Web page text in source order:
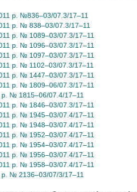
р. №836–03/07.3/17–11
р. № 838–03/07.3/17–11
р. № 1089–03/07.3/17–11
р. № 1096–03/07.3/17–11
р. № 1097–03/07.3/17–11
р. № 1102–03/07.3/17–11
р. № 1447–03/07.3/17–11
р. № 1809–06/07.3/17–11
№ 1815–06/07.4/17–11
р. № 1846–03/07.3/17–11
р. № 1945–03/07.4/17–11
р. № 1948–03/07.4/17–11
р. № 1952–03/07.4/17–11
р. № 1954–03/07.4/17–11
р. № 1956–03/07.4/17–11
р. № 1958–03/07.4/17–11
№ 2136–03/07/3/17–11